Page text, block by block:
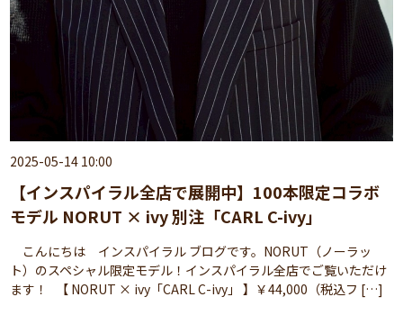
2025-05-14 10:00
【インスパイラル全店で展開中】100本限定コラボ
モデル NORUT × ivy 別注「CARL C-ivy」
こんにちは インスパイラル ブログです。NORUT（ノーラッ
ト）のスペシャル限定モデル！インスパイラル全店でご覧いただけ
ます！ 【 NORUT × ivy「CARL C-ivy」 】￥44,000（税込フ […]